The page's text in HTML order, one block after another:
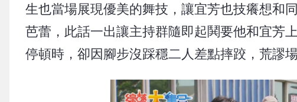
生也當場展現優美的舞技，讓宜芳也技癢想和
芭蕾，此話一出讓主持群隨即起鬨要他和宜芳
停頓時，卻因腳步沒踩穩二人差點摔跤，荒謬